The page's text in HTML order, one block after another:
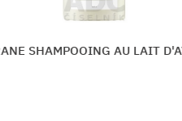
AU LAIT D'AVOINE